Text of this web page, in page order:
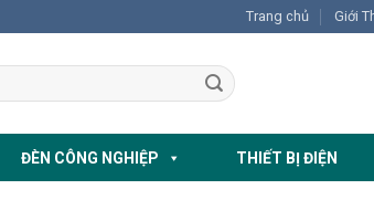
Trang chủ Giới
ĐÈN CÔNG NGHIỆP THIẾT BỊ ĐIỆN